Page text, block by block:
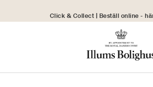
30 dagars returrätt